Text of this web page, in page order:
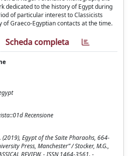
dedicated to the history of Egypt during
of particular interest to Classicists
of Graeco-Egyptian contacts at the time.
Scheda completa
Recensione
(2019), Egypt of the Saite Pharaohs, 664-
Press, Manchester” / Stocker, M.G.,
REVIEW. - ISSN 1464-3561. -